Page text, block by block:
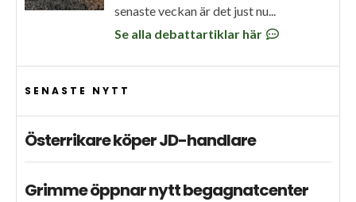
senaste veckan är det just nu...
Se alla debattartiklar här
SENASTE NYTT
Österrikare köper JD-handlare
Grimme öppnar nytt begagnatcenter